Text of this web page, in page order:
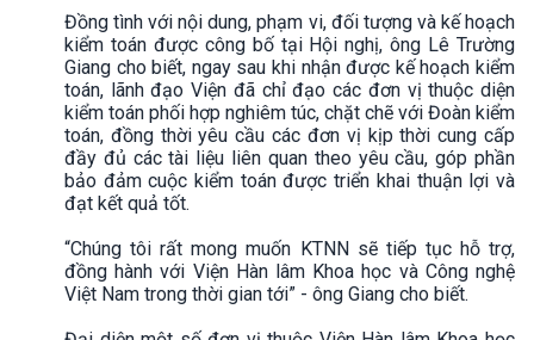
Đồng tình với nội dung, phạm vi, đối tượng và kế hoạch
kiểm toán được công bố tại Hội nghị, ông Lê Trường
Giang cho biết, ngay sau khi nhận được kế hoạch kiểm
toán, lãnh đạo Viện đã chỉ đạo các đơn vị thuộc diện
kiểm toán phối hợp nghiêm túc, chặt chẽ với Đoàn kiểm
toán, đồng thời yêu cầu các đơn vị kịp thời cung cấp
đầy đủ các tài liệu liên quan theo yêu cầu, góp phần
bảo đảm cuộc kiểm toán được triển khai thuận lợi và
đạt kết quả tốt.
“Chúng tôi rất mong muốn KTNN sẽ tiếp tục hỗ trợ,
đồng hành với Viện Hàn lâm Khoa học và Công nghệ
Việt Nam trong thời gian tới” - ông Giang cho biết.